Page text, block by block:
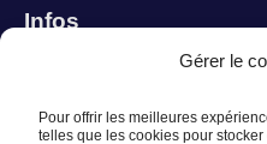
Gérer le
Pour offrir les meilleures
telles que les cookies pour
Infos
Actualités immobilières
Mentions légales